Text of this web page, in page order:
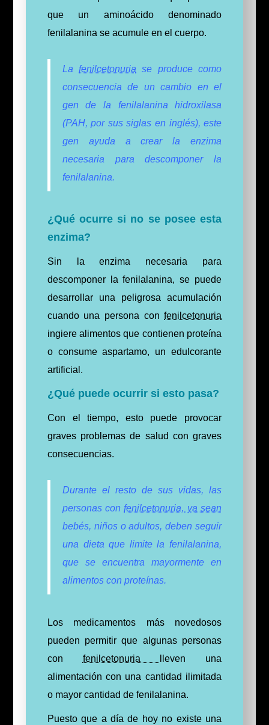
que un aminoácido denominado
fenilalanina se acumule en el cuerpo.
La fenilcetonuria se produce como
consecuencia de un cambio en el
gen de la fenilalanina hidroxilasa
(PAH, por sus siglas en inglés), este
gen ayuda a crear la enzima
necesaria para descomponer la
fenilalanina.
¿Qué ocurre si no se posee esta
enzima?
Sin la enzima necesaria para
descomponer la fenilalanina, se puede
desarrollar una peligrosa acumulación
cuando una persona confenilcetonuria
ingiere alimentos que contienen proteína
o consume aspartamo, un edulcorante
artificial.
¿Qué puede ocurrir si esto pasa?
Con el tiempo, esto puede provocar
graves problemas de salud con graves
consecuencias.
Durante el resto de sus vidas, las
personas con fenilcetonuria, ya sean
bebés, niños o adultos, deben seguir
una dieta que limite la fenilalanina,
que se encuentra mayormente en
alimentos con proteínas.
Los medicamentos más novedosos
pueden permitir que algunas personas
con fenilcetonuria
lleven una
alimentación con una cantidad ilimitada
o mayor cantidad de fenilalanina.
Puesto que a día de hoy no existe una